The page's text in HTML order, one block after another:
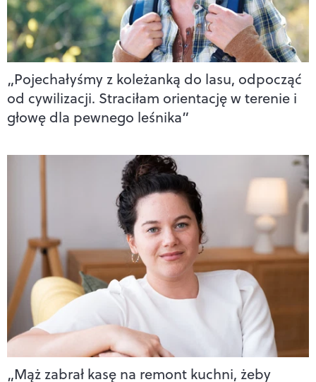
„Pojechałyśmy z koleżanką do lasu, odpocząć
od cywilizacji. Straciłam orientację w terenie i
głowę dla pewnego leśnika”
„Mąż zabrał kasę na remont kuchni, żeby